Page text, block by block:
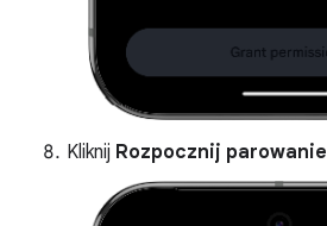
Kliknij Rozpocznij parowanie